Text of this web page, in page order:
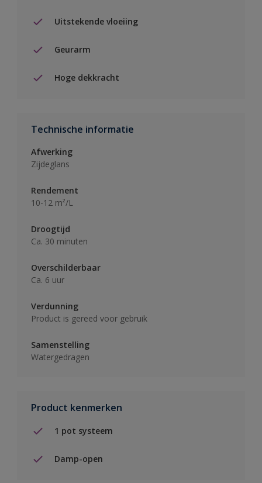
Uitstekende vloeiing
Geurarm
Hoge dekkracht
Technische informatie
Afwerking
Zijdeglans
Rendement
10-12 m²/L
Droogtijd
Ca. 30 minuten
Overschilderbaar
Ca. 6 uur
Verdunning
Product is gereed voor gebruik
Samenstelling
Watergedragen
Product kenmerken
1 pot systeem
Damp-open